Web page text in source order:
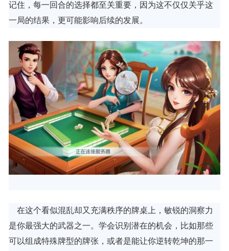
记住，每一回合的选择都至关重要，因为这不仅仅关乎这
一局的结果，更可能影响后续的发展。
在这个看似混乱却又充满秩序的牌桌上，敏锐的洞察力
是你最强大的武器之一。学会识别潜在的机会，比如那些
可以组成特殊牌型的牌张，或者是能让你逆转乾坤的那一